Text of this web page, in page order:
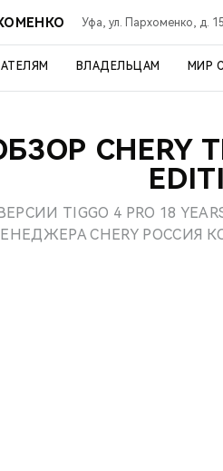
Уфа, ул. Пархоменко, д.
ВЛАДЕЛЬЦАМ МИР
CHERY
TIGGO 4 PRO 18
CHERY РОССИЯ